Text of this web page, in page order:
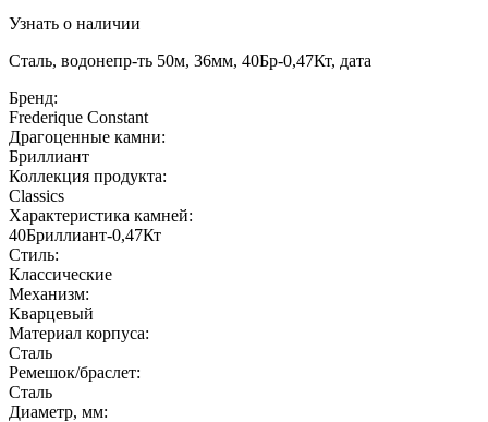
Узнать о наличии
Сталь, водонепр-ть 50м, 36мм, 40Бр-0,47Кт, дата
Бренд:
Frederique Constant
Драгоценные камни:
Бриллиант
Коллекция продукта:
Classics
Характеристика камней:
40Бриллиант-0,47Кт
Стиль:
Классические
Механизм:
Кварцевый
Материал корпуса:
Сталь
Ремешок/браслет:
Сталь
Диаметр, мм: